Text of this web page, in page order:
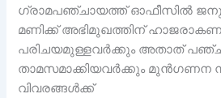
ഗ്രാമപഞ്ചായത്ത് ഓഫീസിൽ
മണിക്ക് അഭിമുഖത്തിന്
പരിചയമുള്ളവർക്കും അതാത്
താമസമാക്കിയവർക്കും
വിവരങ്ങൾക്ക്